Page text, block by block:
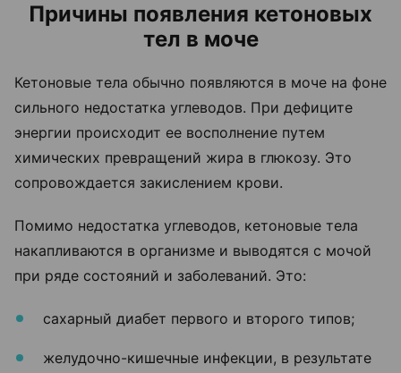
Причины появления кетоновых
тел в моче
Кетоновые тела обычно появляются в моче на фоне
сильного недостатка углеводов. При дефиците
энергии происходит ее восполнение путем
химических превращений жира в глюкозу. Это
сопровождается закислением крови.
Помимо недостатка углеводов, кетоновые тела
накапливаются в организме и выводятся с мочой
при ряде состояний и заболеваний. Это:
сахарный диабет первого и второго типов;
желудочно-кишечные инфекции, в результате